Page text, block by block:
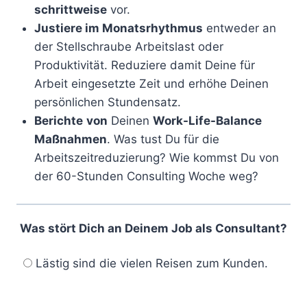
schrittweisevor.
Justiere im Monatsrhythmus entweder an
der Stellschraube Arbeitslast oder
Produktivität. Reduziere damit Deine für
Arbeit eingesetzte Zeit und erhöhe Deinen
persönlichen Stundensatz.
Berichte von Deinen Work-Life-Balance
Maßnahmen. Was tust Du für die
Arbeitszeitreduzierung? Wie kommst Du von
der 60-Stunden Consulting Woche weg?
Was stört Dich an Deinem Job als Consultant?
Lästig sind die vielen Reisen zum Kunden.